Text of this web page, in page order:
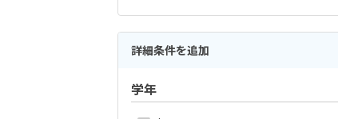
詳細条件を追加
学年